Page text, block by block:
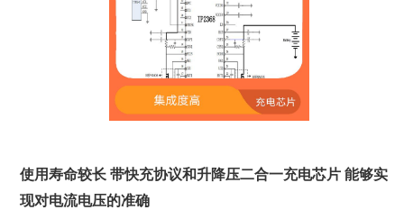
使用寿命较长 带快充协议和升降压二合一充电芯片 能够实
现对电流电压的准确